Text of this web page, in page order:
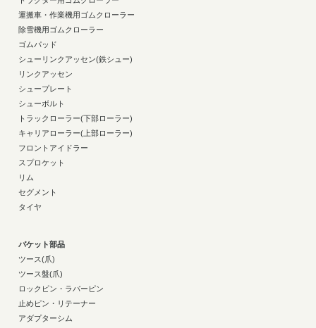
運搬車・作業機用ゴムクローラー
除雪機用ゴムクローラー
ゴムパッド
シューリンクアッセン(鉄シュー)
リンクアッセン
シュープレート
シューボルト
トラックローラー(下部ローラー)
キャリアローラー(上部ローラー)
フロントアイドラー
スプロケット
リム
セグメント
タイヤ
バケット部品
ツース(爪)
ツース盤(爪)
ロックピン・ラバーピン
止めピン・リテーナー
アダプターシム